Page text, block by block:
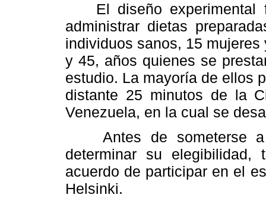
El diseño experimental
administrar dietas
individuos sanos, 15
y 45, años quienes se
estudio. La mayoría de ellos
distante 25 minutos de la
Venezuela, en la cual se
Antes de someterse a
determinar su elegibilidad,
acuerdo de participar en el
Helsinki.